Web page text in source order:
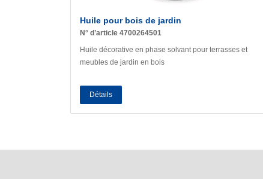
Huile pour bois de jardin
N° d’article 4700264501
Huile décorative en phase solvant pour terrasses et
meubles de jardin en bois
Détails